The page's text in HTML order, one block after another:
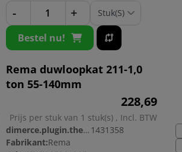
- +
Bestel nu!
Rema duwloopkat 211-1,0
ton 55-140mm
228,69
Prijs per stuk van 1 stuk(s) , Incl. BTW
dimerce.plugin.theme.productnr: 1431358
Fabrikant:Rema